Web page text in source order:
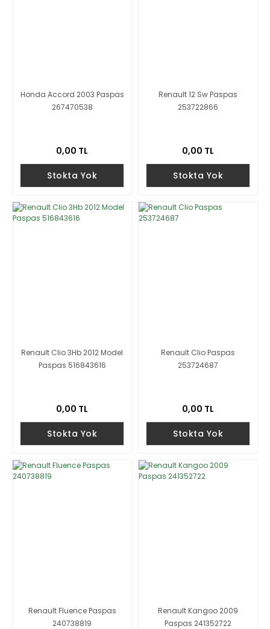
Honda Accord 2003 Paspas
267470538
0,00 TL
Stokta Yok
Renault 12 Sw Paspas
253722866
0,00 TL
Stokta Yok
Renault Clio 3Hb 2012 Model
Paspas 516843616
0,00 TL
Stokta Yok
Renault Clio Paspas
253724687
0,00 TL
Stokta Yok
Renault Fluence Paspas
240738819
Renault Kangoo 2009
Paspas 241352722